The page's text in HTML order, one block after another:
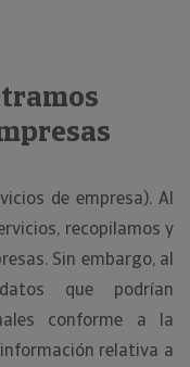
de empresa). Al
recopilamos y
Sin embargo, al
que podrían
conforme a la
relativa a